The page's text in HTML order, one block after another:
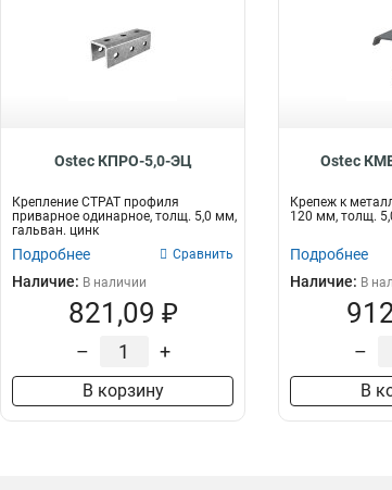
Ostec КПРО-5,0-ЭЦ
Крепление СТРАТ профиля
приварное одинарное, толщ. 5,0 мм,
гальван. цинк
Подробнее Сравнить
Наличие: В наличии
821,09 ₽
– +
В корзину
Ostec
Крепеж к
120 мм, толщ.
Подробнее
Наличие: В
–
В